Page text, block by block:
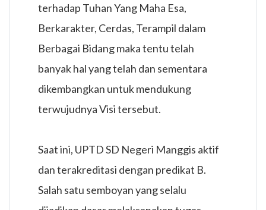
terhadap Tuhan Yang Maha Esa,
Berkarakter, Cerdas, Terampil dalam
Berbagai Bidang maka tentu telah
banyak hal yang telah dan sementara
dikembangkan untuk mendukung
terwujudnya Visi tersebut.
Saat ini, UPTD SD Negeri Manggis aktif
dan terakreditasi dengan predikat B.
Salah satu semboyan yang selalu